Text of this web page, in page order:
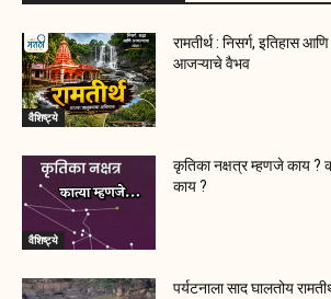
वैशिष्ट्ये
रामतीर्थ : निसर्ग, इतिहास
आजऱ्याचे वैभव
वैशिष्ट्ये
कृतिका नक्षत्र म्हणजे काय ?
काय ?
पर्यटनाला साद घालतोय